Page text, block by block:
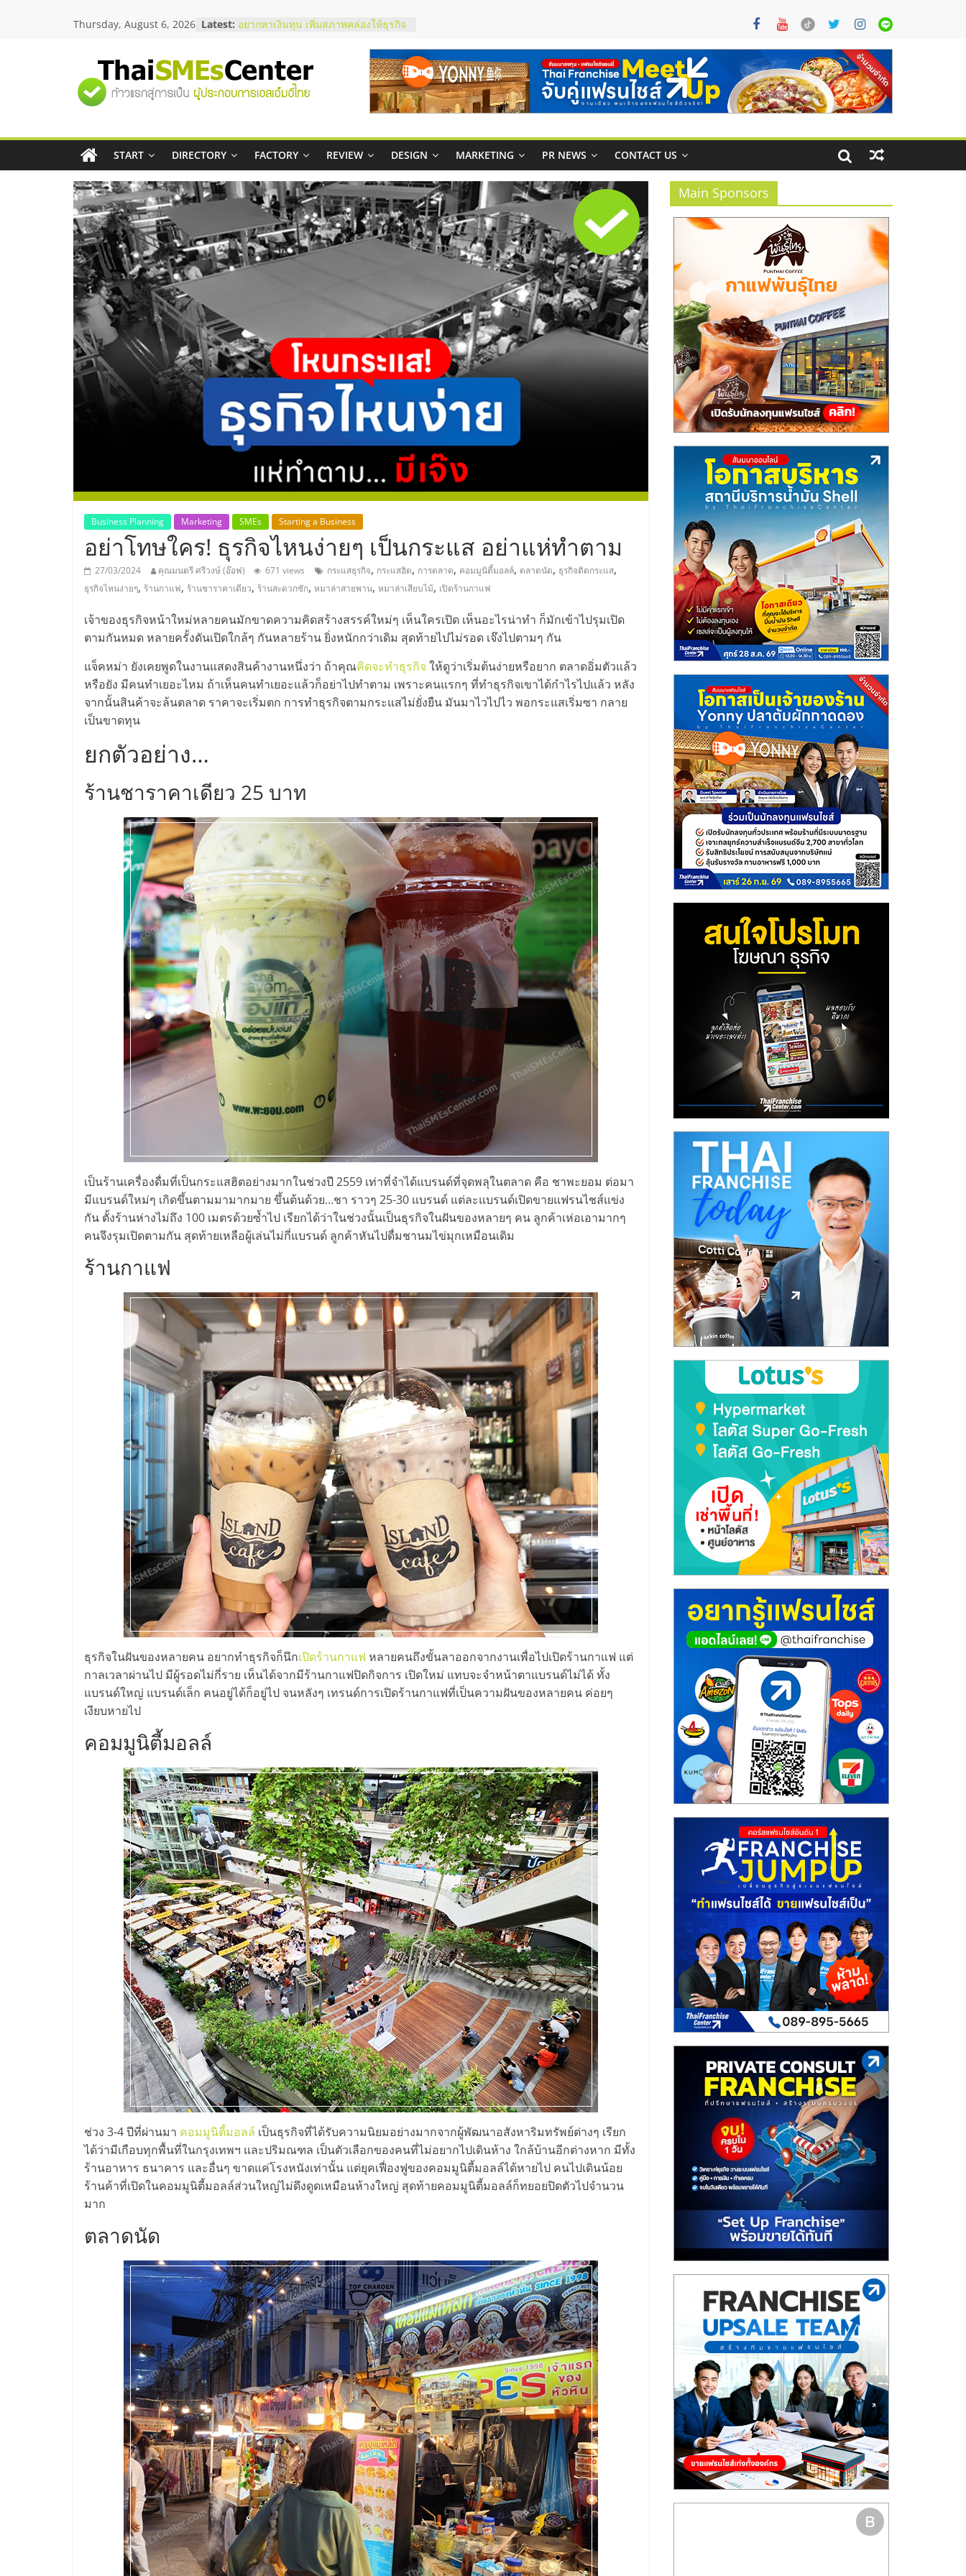
Thursday, August 6, 2026 Latest: อยากหาเงินทุน เพิ่มสภาพคล่องให้ธุรกิจ
สัมมนาออนไลน์ โอกาสบริหารสถานี
บริการน้ำมัน Shell
สัมมนาลงทุน แฟรนไชส์ยอนนี่
ThaiFranchise Meet Up จับคู่แฟรน
โซลูชันระบบภาพและเสียง
บริษัท Cybersecurity ในไทยที่ไหนดี?
วิธีเลือกผู้ให้บริการให้คุ้มค่าและตอบ
โจทย์ธุรกิจ
"ศูนย์
รวม
ข้อมูล
ธุรกิจ
SME
แห่ง
ประเทศไทย,
ThaiSMEsCenter,
รวม
เอ
ส
เอ็
มอี
ไทย,
SMEs,
แฟ
รน
ไชส์,
ปรึกษา
ไชส์,
รวม
ไชส์
ขาย
แฟ
รน
ไชส์
ไชส์
หน้า
บ้าน
ลงทุน
น้อย
คืน
ทุน
ไว,
ปรึกษา
การ
ลงทุน
และ
ขยาย
รน
ไชส์,
ศูนย์
รวม
ไชส์
พร้อม
ทำเล
สำหรับ
เปิด
START DIRECTORY FACTORY REVIEW DESIGN MARKETING PR NEWS CONTACT US
Business Planning Marketing SMEs Starting a Business
อย่าโทษใคร! ธุรกิจไหนง่ายๆ เป็นกระแส อย่าแห่ทำตาม
27/03/2024 คุณมนตรี ศรีวงษ์ (อ๊อฟ) 671 views กระแสธุรกิจ, กระแสฮิต, การตลาด, คอมมูนิตี้มอลล์, ตลาดนัด, ธุรกิจติดกระแส,
ธุรกิจไหนง่ายๆ, ร้านกาแฟ, ร้านชาราคาเดียว, ร้านสะดวกซัก, หมาล่าสายพาน, หมาล่าเสียบไม้, เปิดร้านกาแฟ
เจ้าของธุรกิจหน้าใหม่หลายคนมักขาดความคิดสร้างสรรค์ใหม่ๆ เห็นใครเปิด เห็นอะไรน่าทำ ก็มักเข้าไปรุมเปิด
ตามกันหมด หลายครั้งดันเปิดใกล้ๆ กันหลายร้าน ยิ่งหนักกว่าเดิม สุดท้ายไปไม่รอด เจ๊งไปตามๆ กัน
แจ็คหม่า ยังเคยพูดในงานแสดงสินค้างานหนึ่งว่า ถ้าคุณคิดจะทำธุรกิจ ให้ดูว่าเริ่มต้นง่ายหรือยาก ตลาดอิ่มตัวแล้ว
หรือยัง มีคนทำเยอะไหม ถ้าเห็นคนทำเยอะแล้วก็อย่าไปทำตาม เพราะคนแรกๆ ที่ทำธุรกิจเขาได้กำไรไปแล้ว หลัง
จากนั้นสินค้าจะล้นตลาด ราคาจะเริ่มตก การทำธุรกิจตามกระแสไม่ยั่งยืน มันมาไวไปไว พอกระแสเริ่มซา กลาย
เป็นขาดทุน
ยกตัวอย่าง…
ร้านชาราคาเดียว 25 บาท
เป็นร้านเครื่องดื่มที่เป็นกระแสฮิตอย่างมากในช่วงปี 2559 เท่าที่จำได้แบรนด์ที่จุดพลุในตลาด คือ ชาพะยอม ต่อมา
มีแบรนด์ใหม่ๆ เกิดขึ้นตามมามากมาย ขึ้นต้นด้วย…ชา ราวๆ 25-30 แบรนด์ แต่ละแบรนด์เปิดขายแฟรนไชส์แข่ง
กัน ตั้งร้านห่างไม่ถึง 100 เมตรด้วยซ้ำไป เรียกได้ว่าในช่วงนั้นเป็นธุรกิจในฝันของหลายๆ คน ลูกค้าเห่อเอามากๆ
คนจึงรุมเปิดตามกัน สุดท้ายเหลือผู้เล่นไม่กี่แบรนด์ ลูกค้าหันไปดื่มชานมไข่มุกเหมือนเดิม
ร้านกาแฟ
ธุรกิจในฝันของหลายคน อยากทำธุรกิจก็นึกเปิดร้านกาแฟ หลายคนถึงขั้นลาออกจากงานเพื่อไปเปิดร้านกาแฟ แต่
กาลเวลาผ่านไป มีผู้รอดไม่กี่ราย เห็นได้จากมีร้านกาแฟปิดกิจการ เปิดใหม่ แทบจะจำหน้าตาแบรนด์ไม่ได้ ทั้ง
แบรนด์ใหญ่ แบรนด์เล็ก คนอยู่ได้ก็อยู่ไป จนหลังๆ เทรนด์การเปิดร้านกาแฟที่เป็นความฝันของหลายคน ค่อยๆ
เงียบหายไป
คอมมูนิตี้มอลล์
ช่วง 3-4 ปีที่ผ่านมา คอมมูนิตี้มอลล์ เป็นธุรกิจที่ได้รับความนิยมอย่างมากจากผู้พัฒนาอสังหาริมทรัพย์ต่างๆ เรียก
ได้ว่ามีเกือบทุกพื้นที่ในกรุงเทพฯ และปริมณฑล เป็นตัวเลือกของคนที่ไม่อยากไปเดินห้าง ใกล้บ้านอีกต่างหาก มีทั้ง
ร้านอาหาร ธนาคาร และอื่นๆ ขาดแค่โรงหนังเท่านั้น แต่ยุคเฟื่องฟูของคอมมูนิตี้มอลล์ได้หายไป คนไปเดินน้อย
ร้านค้าที่เปิดในคอมมูนิตี้มอลล์ส่วนใหญ่ไม่ดึงดูดเหมือนห้างใหญ่ สุดท้ายคอมมูนิตี้มอลล์ก็ทยอยปิดตัวไปจำนวน
มาก
ตลาดนัด
Main Sponsors